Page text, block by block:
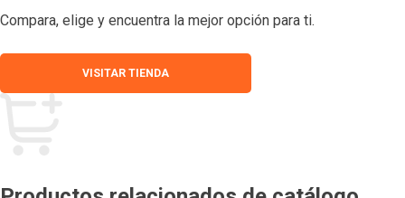
Compara, elige y encuentra la mejor opción para ti.
VISITAR TIENDA